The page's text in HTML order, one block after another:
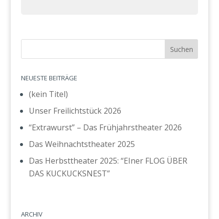
NEUESTE BEITRÄGE
(kein Titel)
Unser Freilichtstück 2026
“Extrawurst” – Das Frühjahrstheater 2026
Das Weihnachtstheater 2025
Das Herbsttheater 2025: “EIner FLOG ÜBER
DAS KUCKUCKSNEST”
ARCHIV